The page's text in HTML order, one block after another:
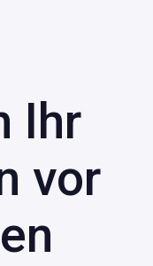
Ihr
vor
en